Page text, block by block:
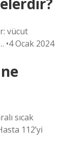
vücut
•4 Ocak 2024
sıcak
112’yi